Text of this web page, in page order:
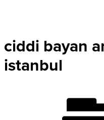
ciddi bayan
istanbul